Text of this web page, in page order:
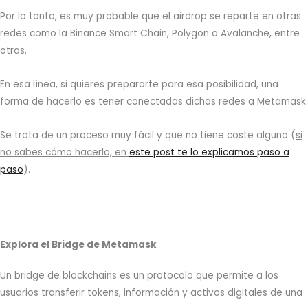
Por lo tanto, es muy probable que el airdrop se reparte en otras
redes como la Binance Smart Chain, Polygon o Avalanche, entre
otras.
En esa línea, si quieres prepararte para esa posibilidad, una
forma de hacerlo es tener conectadas dichas redes a Metamask.
Se trata de un proceso muy fácil y que no tiene coste alguno (si
no sabes cómo hacerlo, en este post te lo explicamos paso a
paso).
Explora el Bridge de Metamask
Un bridge de blockchains es un protocolo que permite a los
usuarios transferir tokens, información y activos digitales de una